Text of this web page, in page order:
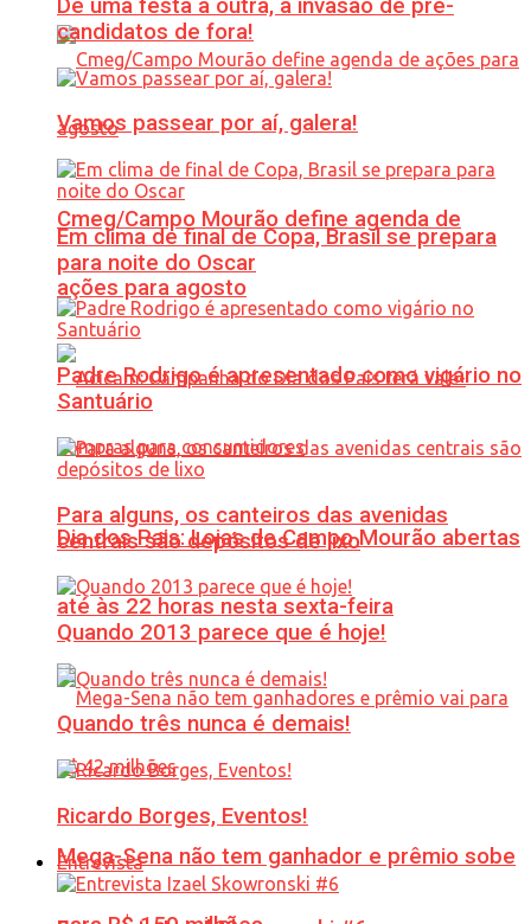
Cmeg/Campo Mourão define agenda de
ações para agosto
Dia dos Pais: Lojas de Campo Mourão abertas
até às 22 horas nesta sexta-feira
Mega-Sena não tem ganhador e prêmio sobe
De uma festa a outra, a invasão de pré-
candidatos de fora!
Vamos passear por aí, galera!
Em clima de final de Copa, Brasil se prepara
para noite do Oscar
Padre Rodrigo é apresentado como vigário no
Santuário
Para alguns, os canteiros das avenidas
centrais são depósitos de lixo
Quando 2013 parece que é hoje!
Quando três nunca é demais!
Ricardo Borges, Eventos!
Entrevista